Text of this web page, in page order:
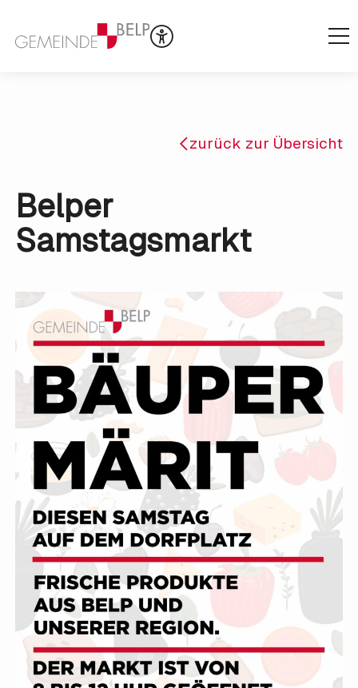
zurück zur Übersicht
Belper
Samstagsmarkt